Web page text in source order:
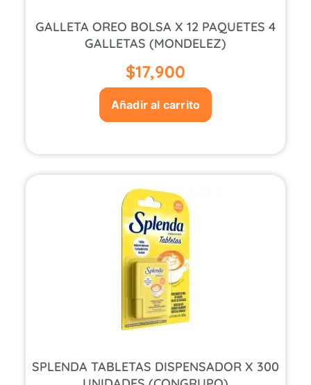
GALLETA OREO BOLSA X 12 PAQUETES 4
GALLETAS (MONDELEZ)
$17,900
Añadir al carrito
SPLENDA TABLETAS DISPENSADOR X 300